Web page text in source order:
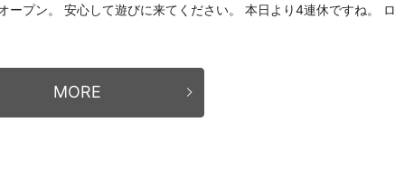
ープン。 安心して遊びに来てください。 本日より4連休ですね。 ロ
MORE